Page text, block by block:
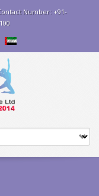
Number: +91-